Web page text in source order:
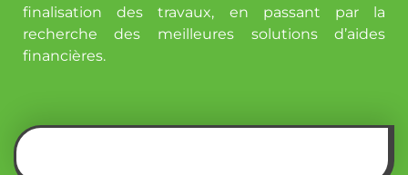
finalisation des travaux, en passant par la
recherche des meilleures solutions d’aides
financières.